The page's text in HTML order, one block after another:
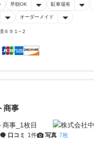
早朝OK 駐車場有
オーダーメイド
６９１−２
商事
口コミ 1件 写真 7枚